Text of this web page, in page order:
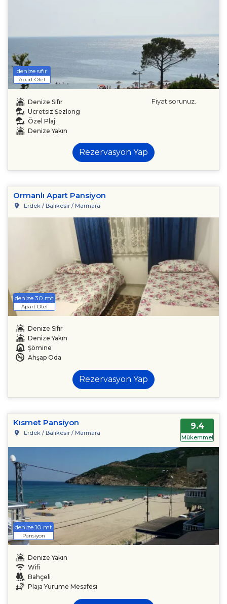
denize sıfır
Apart Otel
Denize Sıfır
Ücretsiz Şezlong
Özel Plaj
Denize Yakın
Fiyat sorunuz.
Rezervasyon Yap
Ormanlı Apart Pansiyon
Erdek / Balıkesir / Marmara
denize 30 mt
Apart Otel
Denize Sıfır
Denize Yakın
Şömine
Ahşap Oda
Rezervasyon Yap
Kısmet Pansiyon
Erdek / Balıkesir / Marmara
9.4
Mükemmel
denize 10 mt
Pansiyon
Denize Yakın
Wifi
Bahçeli
Plaja Yürüme Mesafesi